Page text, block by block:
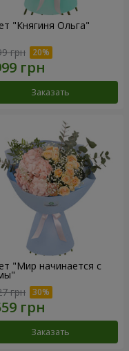
"Княгиня Ольга"
грн
Заказать
"Мир начинается с
грн
Заказать